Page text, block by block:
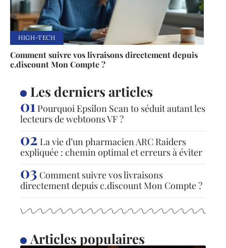
HIGH-TECH
Comment suivre vos livraisons directement depuis
c.discount Mon Compte ?
Les derniers articles
Pourquoi Epsilon Scan to séduit autant les
lecteurs de webtoons VF ?
La vie d’un pharmacien ARC Raiders
expliquée : chemin optimal et erreurs à éviter
Comment suivre vos livraisons
directement depuis c.discount Mon Compte ?
Articles populaires